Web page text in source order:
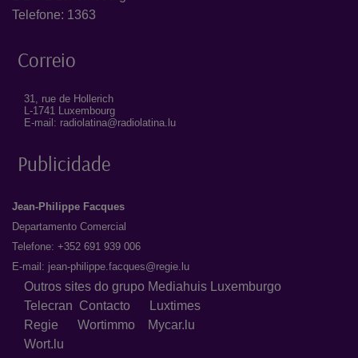
Telefone: 1363
Correio
31, rue de Hollerich
L-1741 Luxembourg
E-mail: radiolatina@radiolatina.lu
Publicidade
Jean-Philippe Facques
Departamento Comercial
Telefone: +352 691 939 006
E-mail: jean-philippe.facques@regie.lu
Outros sites do grupo Mediahuis Luxemburgo
Telecran Contacto
Luxtimes
Regie Wortimmo
Mycar.lu
Wort.lu